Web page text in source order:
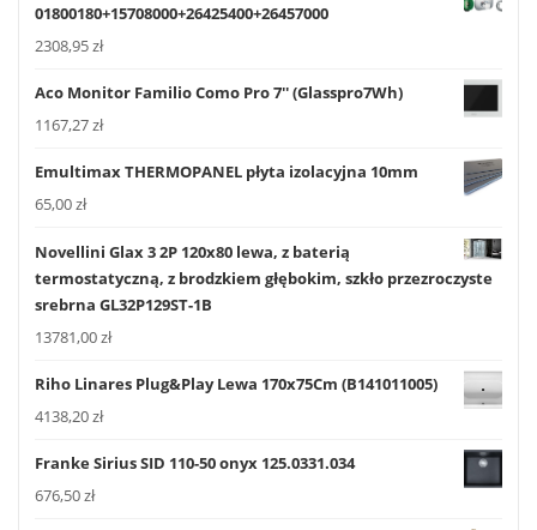
01800180+15708000+26425400+26457000
2308,95zł
Aco Monitor Familio Como Pro 7'' (Glasspro7Wh)
1167,27zł
Emultimax THERMOPANEL płyta izolacyjna 10mm
65,00zł
Novellini Glax 3 2P 120x80 lewa, z baterią
termostatyczną, z brodzkiem głębokim, szkło przezroczyste
srebrna GL32P129ST-1B
13781,00zł
Riho Linares Plug&Play Lewa 170x75Cm (B141011005)
4138,20zł
Franke Sirius SID 110-50 onyx 125.0331.034
676,50zł